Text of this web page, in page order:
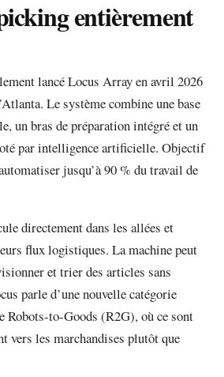
entièrement
lancé Locus Array en avril 2026
Le système combine une base
un bras de préparation intégré et un
par intelligence artificielle. Objectif
jusqu’à 90 % du travail de
directement dans les allées et
flux logistiques. La machine peut
et trier des articles sans
parle d’une nouvelle catégorie
Robots-to-Goods (R2G), où ce sont
vers les marchandises plutôt que